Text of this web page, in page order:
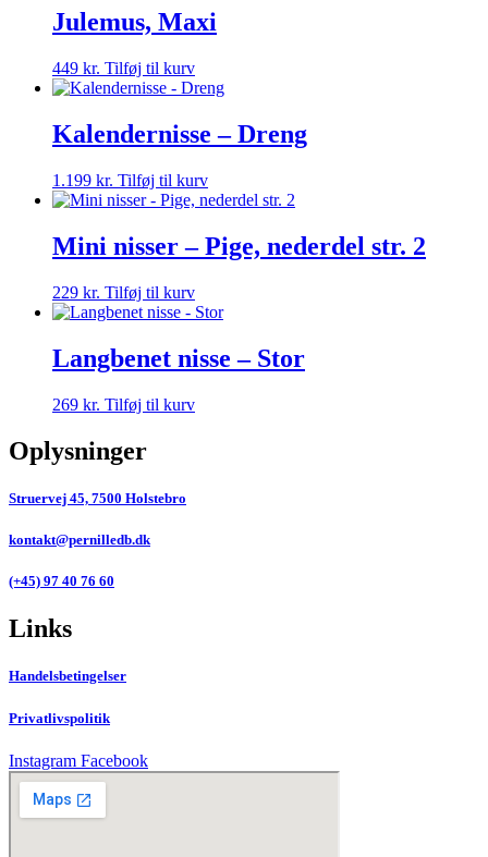
Julemus, Maxi
449 kr. Tilføj til kurv
Kalendernisse – Dreng
1.199 kr. Tilføj til kurv
Mini nisser – Pige, nederdel str. 2
229 kr. Tilføj til kurv
Langbenet nisse – Stor
269 kr. Tilføj til kurv
Oplysninger
Struervej 45, 7500 Holstebro
kontakt@pernilledb.dk
(+45) 97 40 76 60
Links
Handelsbetingelser
Privatlivspolitik
Instagram Facebook